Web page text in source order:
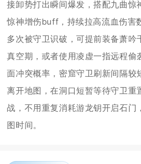
接卸势打出瞬间爆发，搭配九曲惊
惊神增伤buff，持续拉高流血伤害
多次被守卫识破，可提前装备萧吟
真空期，或者使用凌虚一指远程偷
面冲突概率，密窟守卫刷新间隔较
离开地图，在洞口短暂等待守卫重
战，不用重复消耗游龙钥开启石门
图时间。